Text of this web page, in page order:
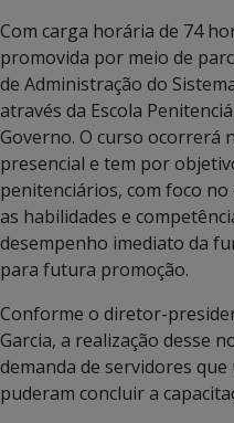
Com carga horária de 74
promovida por meio de
de Administração do
através da Escola
Governo. O curso ocorrerá
presencial e tem por
penitenciários, com foco
as habilidades e
desempenho imediato da
para futura promoção.
Conforme o diretor-
Garcia, a realização desse
demanda de servidores
puderam concluir a